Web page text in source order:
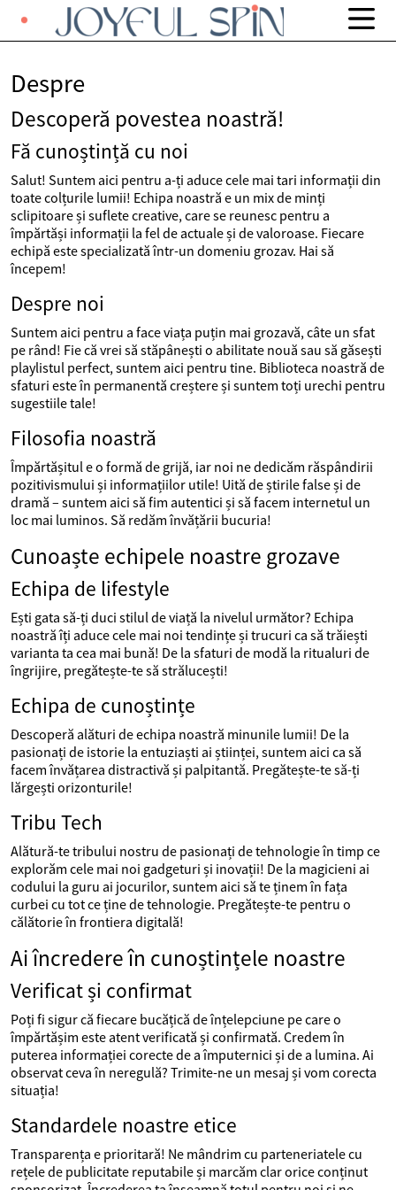
Despre
Descoperă povestea noastră!
Fă cunoștință cu noi
Salut! Suntem aici pentru a-ți aduce cele mai tari informații din
toate colțurile lumii! Echipa noastră e un mix de minți
sclipitoare și suflete creative, care se reunesc pentru a
împărtăși informații la fel de actuale și de valoroase. Fiecare
echipă este specializată într-un domeniu grozav. Hai să
începem!
Despre noi
Suntem aici pentru a face viața puțin mai grozavă, câte un sfat
pe rând! Fie că vrei să stăpânești o abilitate nouă sau să găsești
playlistul perfect, suntem aici pentru tine. Biblioteca noastră de
sfaturi este în permanentă creștere și suntem toți urechi pentru
sugestiile tale!
Filosofia noastră
Împărtășitul e o formă de grijă, iar noi ne dedicăm răspândirii
pozitivismului și informațiilor utile! Uită de știrile false și de
dramă – suntem aici să fim autentici și să facem internetul un
loc mai luminos. Să redăm învățării bucuria!
Cunoaște echipele noastre grozave
Echipa de lifestyle
Ești gata să-ți duci stilul de viață la nivelul următor? Echipa
noastră îți aduce cele mai noi tendințe și trucuri ca să trăiești
varianta ta cea mai bună! De la sfaturi de modă la ritualuri de
îngrijire, pregătește-te să strălucești!
Echipa de cunoștințe
Descoperă alături de echipa noastră minunile lumii! De la
pasionați de istorie la entuziaști ai științei, suntem aici ca să
facem învățarea distractivă și palpitantă. Pregătește-te să-ți
lărgești orizonturile!
Tribu Tech
Alătură-te tribului nostru de pasionați de tehnologie în timp ce
explorăm cele mai noi gadgeturi și inovații! De la magicieni ai
codului la guru ai jocurilor, suntem aici să te ținem în fața
curbei cu tot ce ține de tehnologie. Pregătește-te pentru o
călătorie în frontiera digitală!
Ai încredere în cunoștințele noastre
Verificat și confirmat
Poți fi sigur că fiecare bucățică de înțelepciune pe care o
împărtășim este atent verificată și confirmată. Credem în
puterea informației corecte de a împuternici și de a lumina. Ai
observat ceva în neregulă? Trimite-ne un mesaj și vom corecta
situația!
Standardele noastre etice
Transparența e prioritară! Ne mândrim cu parteneriatele cu
rețele de publicitate reputabile și marcăm clar orice conținut